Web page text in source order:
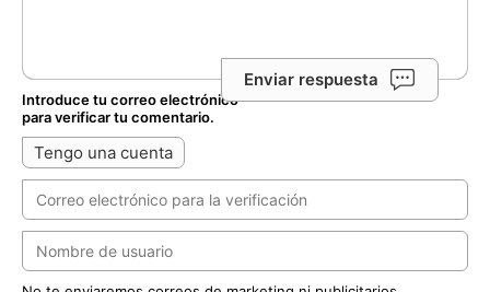
Enviar respuesta
Introduce tu correo electrónico
para verificar tu comentario.
Tengo una cuenta